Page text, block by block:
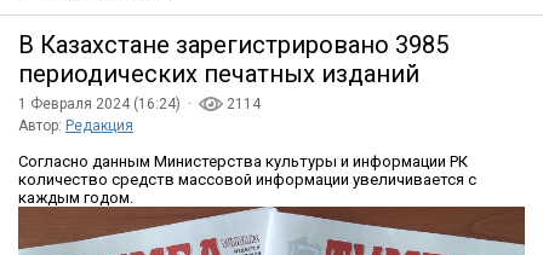
В Казахстане зарегистрировано 3985
периодических печатных изданий
1 Февраля 2024 (16:24) ·
2114
Автор: Редакция
Согласно данным Министерства культуры и информации РК
количество средств массовой информации увеличивается с
каждым годом.